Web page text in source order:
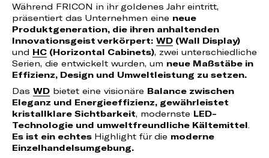
Während FRICON in ihr goldenes Jahr eintritt,
präsentiert das Unternehmen eine neue
Produktgeneration, die ihren anhaltenden
Innovationsgeist verkörpert: WD(Wall Display)
und HC(Horizontal Cabinets), zwei unterschiedliche
Serien, die entwickelt wurden, um neue Maßstäbe in
Effizienz, Design und Umweltleistung zu setzen.
Das WDbietet eine visionäre Balance zwischen
Eleganz und Energieeffizienz, gewährleistet
kristallklare Sichtbarkeit, modernste LED-
Technologie und umweltfreundliche Kältemittel
Es ist ein echtes Highlight für die moderne
Einzelhandelsumgebung.